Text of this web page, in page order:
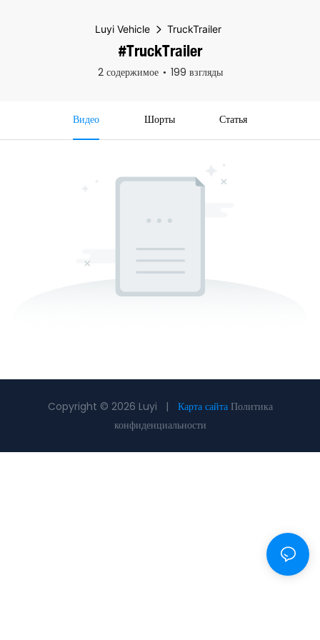
Luyi Vehicle TruckTrailer
#TruckTrailer
2 содержимое 199 взгляды
Видео Шорты Статья
Copyright © 2026 Luyi | Карта сайта Политика
конфиденциальности